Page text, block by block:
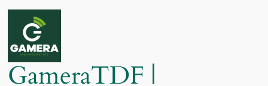
Saltar
contenido
GameraTDF |